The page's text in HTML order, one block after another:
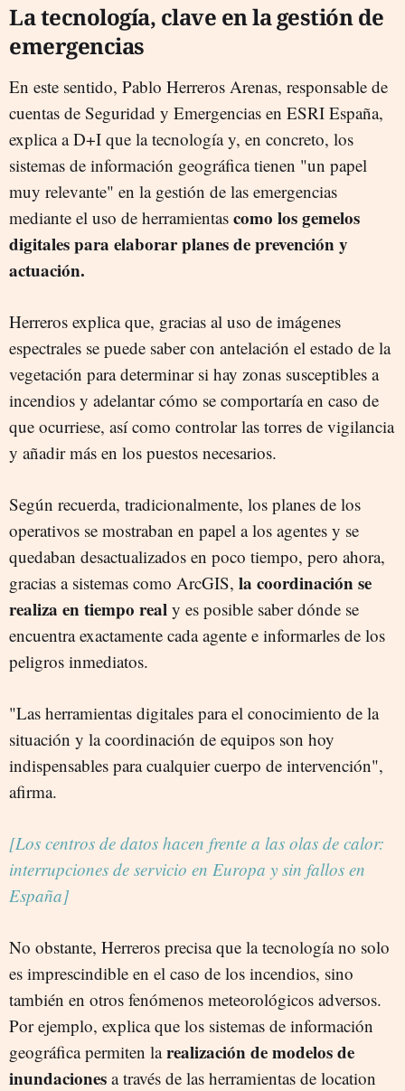
La tecnología, clave en la gestión de
emergencias
En este sentido, Pablo Herreros Arenas, responsable de
cuentas de Seguridad y Emergencias en ESRI España,
explica a D+I que la tecnología y, en concreto, los
sistemas de información geográfica tienen "un papel
muy relevante" en la gestión de las emergencias
mediante el uso de herramientas como los gemelos
digitales para elaborar planes de prevención y
actuación.
Herreros explica que, gracias al uso de imágenes
espectrales se puede saber con antelación el estado de la
vegetación para determinar si hay zonas susceptibles a
incendios y adelantar cómo se comportaría en caso de
que ocurriese, así como controlar las torres de vigilancia
y añadir más en los puestos necesarios.
Según recuerda, tradicionalmente, los planes de los
operativos se mostraban en papel a los agentes y se
quedaban desactualizados en poco tiempo, pero ahora,
gracias a sistemas como ArcGIS, la coordinación se
realiza en tiempo real y es posible saber dónde se
encuentra exactamente cada agente e informarles de los
peligros inmediatos.
"Las herramientas digitales para el conocimiento de la
situación y la coordinación de equipos son hoy
indispensables para cualquier cuerpo de intervención",
afirma.
[Los centros de datos hacen frente a las olas de calor:
interrupciones de servicio en Europa y sin fallos en
España]
No obstante, Herreros precisa que la tecnología no solo
es imprescindible en el caso de los incendios, sino
también en otros fenómenos meteorológicos adversos.
Por ejemplo, explica que los sistemas de información
geográfica permiten larealización de modelos de
inundaciones a través de las herramientas de location